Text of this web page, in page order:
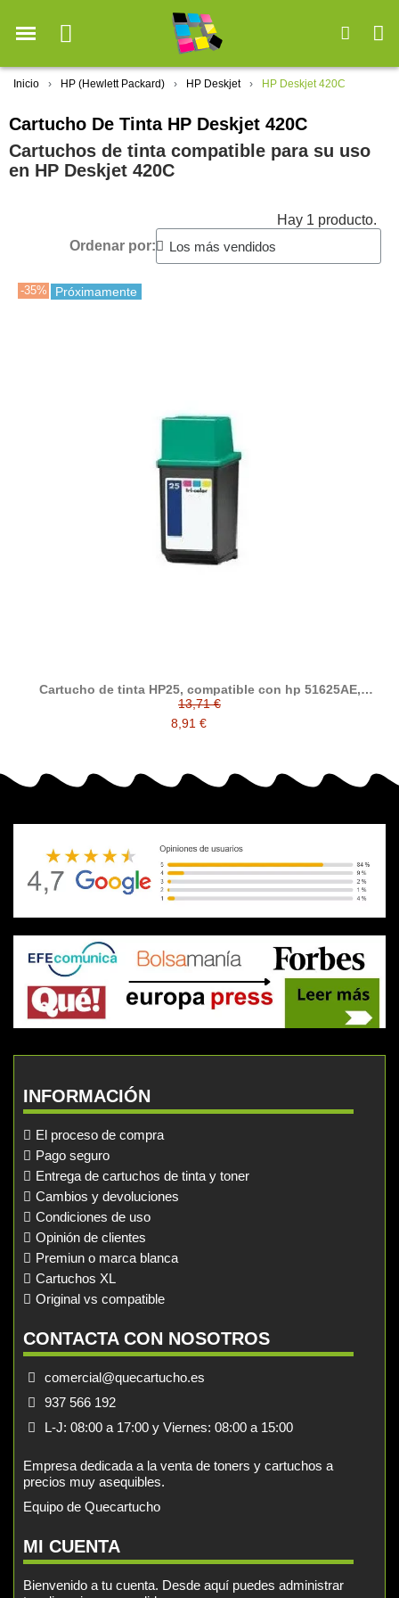
Inicio HP (Hewlett Packard) HP Deskjet HP Deskjet 420C
Cartucho De Tinta HP Deskjet 420C
Cartuchos de tinta compatible para su uso
en HP Deskjet 420C
Hay 1 producto.
Ordenar por:
-35% Próximamente
Cartucho de tinta HP25, compatible con hp 51625AE,
tricolor
13,71 €
8,91 €
INFORMACIÓN
El proceso de compra
Pago seguro
Entrega de cartuchos de tinta y toner
Cambios y devoluciones
Condiciones de uso
Opinión de clientes
Premiun o marca blanca
Cartuchos XL
Original vs compatible
CONTACTA CON NOSOTROS
comercial@quecartucho.es
937 566 192
L-J: 08:00 a 17:00 y Viernes: 08:00 a 15:00
Empresa dedicada a la venta de toners y cartuchos a
precios muy asequibles.
Equipo de Quecartucho
MI CUENTA
Bienvenido a tu cuenta. Desde aquí puedes administrar